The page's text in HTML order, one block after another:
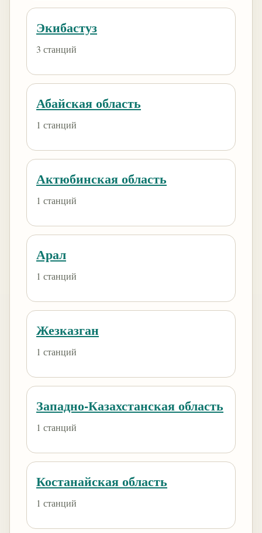
Экибастуз
3 станций
Абайская область
1 станций
Актюбинская область
1 станций
Арал
1 станций
Жезказган
1 станций
Западно-Казахстанская область
1 станций
Костанайская область
1 станций